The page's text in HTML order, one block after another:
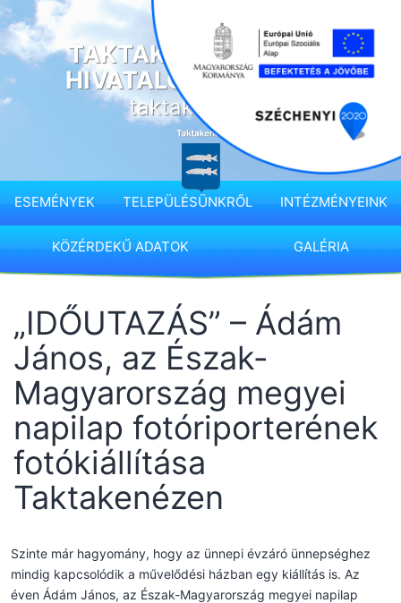
Ugrás
a
tartalomhozTAKTAKENÉZ KÖZSÉG
HIVATALOS HONLAPJA
taktakenez.hu
ESEMÉNYEK TELEPÜLÉSÜNKRŐL INTÉZMÉNYEINK
KÖZÉRDEKŰ ADATOK GALÉRIA
„IDŐUTAZÁS” – Ádám
János, az Észak-
Magyarország megyei
napilap fotóriporterének
fotókiállítása
Taktakenézen
Szinte már hagyomány, hogy az ünnepi évzáró ünnepséghez
mindig kapcsolódik a művelődési házban egy kiállítás is. Az
éven Ádám János, az Észak-Magyarország megyei napilap